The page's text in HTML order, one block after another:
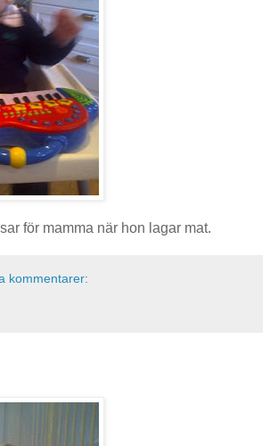
för mamma när hon lagar mat.
kommentarer: